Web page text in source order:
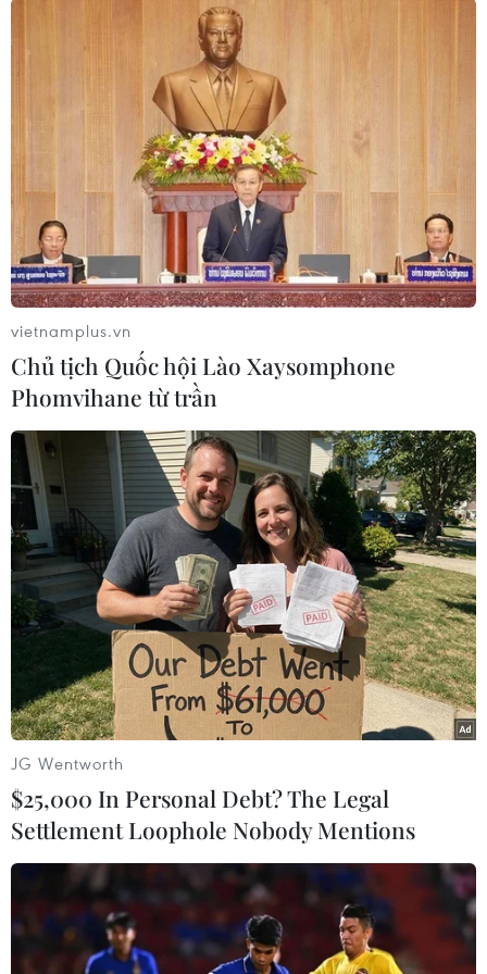
càng lún sâu vào ma túy"./.
(TTXVN/Vietnam+)
#Máy nghe nhạc
#Whitney Houston
#Đạo diễn Nick Broomfield
#tin tức
#tin tức mới nhất
#tin tức 24h
#tin tức mới nhất trong ngày
#tin tức thời sự
#tin tức hot
#tin tức an ninh
#tin tức hot
#an ninh #an ninh nghệ an
#thời sự
#thời sự hôm nay
#bản tin thời sự
#tội phạm
#truy nã
#tội phạm hình sự #hình sự
#công an
#vụ án
#phạm pháp #pháp luật
#pháp đình
#xã hội
#an ninh xã hội #chính trị
#VietnamPlus
#Vietnam
Theo dõi VietnamPlus
vietnamplus.vn
Chủ tịch Quốc hội Lào Xaysomphone
Phomvihane từ trần
JG Wentworth
$25,000 In Personal Debt? The Legal
Settlement Loophole Nobody Mentions